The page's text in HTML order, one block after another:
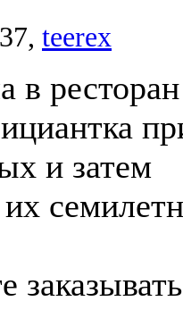
teerex
в ресторан
и затем